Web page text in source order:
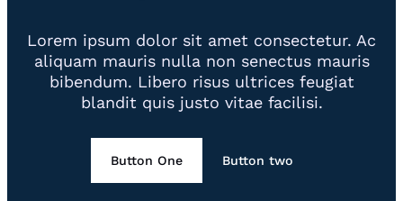
Lorem ipsum dolor sit amet consectetur. Ac
aliquam mauris nulla non senectus mauris
bibendum. Libero risus ultrices feugiat
blandit quis justo vitae facilisi.
Button One Button two